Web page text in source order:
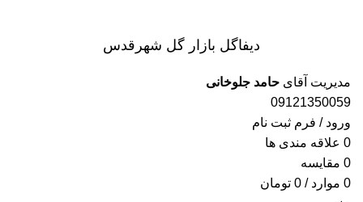
دیفاگل بازار گل شهرقدس
مدیریت آقای حامد جلوخانی
09121350059
ورود / فرم ثبت نام
0 علاقه مندی ها
0 مقایسه
0 موارد /
0 تومان